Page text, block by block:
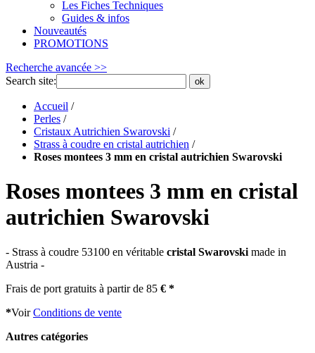
Les Fiches Techniques
Guides & infos
Nouveautés
PROMOTIONS
Recherche avancée >>
Search site:
ok
Accueil /
Perles /
Cristaux Autrichien Swarovski /
Strass à coudre en cristal autrichien /
Roses montees 3 mm en cristal autrichien Swarovski
Roses montees 3 mm en cristal
autrichien Swarovski
- Strass à coudre 53100 en véritable cristal Swarovski made in
Austria -
Frais de port gratuits à partir de 85 € *
*VoirConditions de vente
Autres catégories